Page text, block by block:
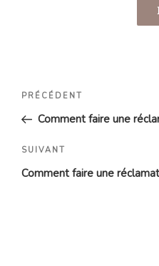
Navigation
l’article
Article
précédent
PRÉCÉDENT
Comment faire une
Article
suivant
SUIVANT
Comment faire une